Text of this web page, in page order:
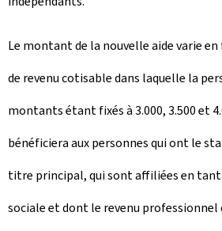
Le montant de la nouvelle aide varie
de revenu cotisable dans laquelle la
montants étant fixés à 3.000, 3.500 et
bénéficiera aux personnes qui ont le
titre principal, qui sont affiliées en tant
sociale et dont le revenu